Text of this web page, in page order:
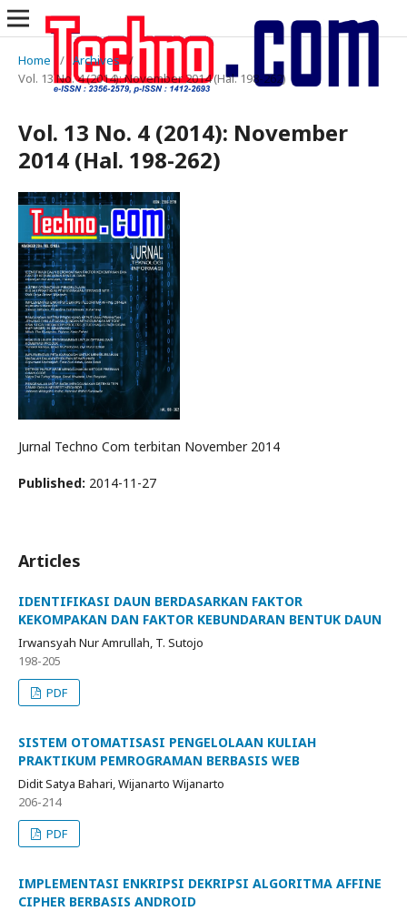
Home / Archives /
Vol. 13 No. 4 (2014): November 2014 (Hal. 198-262)
Vol. 13 No. 4 (2014): November
2014 (Hal. 198-262)
Jurnal Techno Com terbitan November 2014
Published: 2014-11-27
Articles
IDENTIFIKASI DAUN BERDASARKAN FAKTOR
KEKOMPAKAN DAN FAKTOR KEBUNDARAN BENTUK DAUN
Irwansyah Nur Amrullah, T. Sutojo
198-205
PDF
SISTEM OTOMATISASI PENGELOLAAN KULIAH
PRAKTIKUM PEMROGRAMAN BERBASIS WEB
Didit Satya Bahari, Wijanarto Wijanarto
206-214
PDF
IMPLEMENTASI ENKRIPSI DEKRIPSI ALGORITMA AFFINE
CIPHER BERBASIS ANDROID